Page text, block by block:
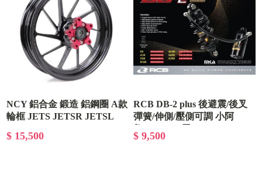
NCY 鋁合金 鍛造 鋁鋼圈 A款
輪框 JETS JETSR JETSL
$ 15,500
RCB DB-2 plus 後避震/後叉
彈簧/伸側/壓側可調 小阿
$ 9,500